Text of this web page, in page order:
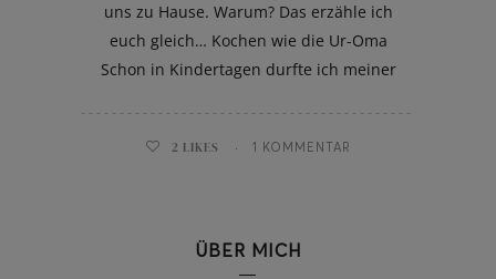
uns zu Hause. Warum? Das erzähle ich
euch gleich… Kochen wie die Ur-Oma
Schon in Kindertagen durfte ich meiner
2 LIKES 1 KOMMENTAR
ÜBER MICH